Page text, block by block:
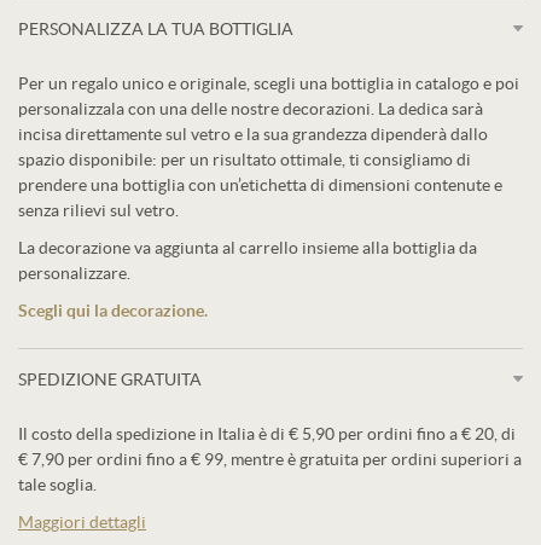
PERSONALIZZA LA TUA BOTTIGLIA
Per un regalo unico e originale, scegli una bottiglia in catalogo e poi
personalizzala con una delle nostre decorazioni. La dedica sarà
incisa direttamente sul vetro e la sua grandezza dipenderà dallo
spazio disponibile: per un risultato ottimale, ti consigliamo di
prendere una bottiglia con un’etichetta di dimensioni contenute e
senza rilievi sul vetro.
La decorazione va aggiunta al carrello insieme alla bottiglia da
personalizzare.
Scegli qui la decorazione.
SPEDIZIONE GRATUITA
Il costo della spedizione in Italia è di € 5,90 per ordini fino a € 20, di
€ 7,90 per ordini fino a € 99, mentre è gratuita per ordini superiori a
tale soglia.
Maggiori dettagli